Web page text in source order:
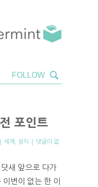
포인트
| 세계 정치 | 댓글이 없
새 앞으로 다가
변이 없는 한 이